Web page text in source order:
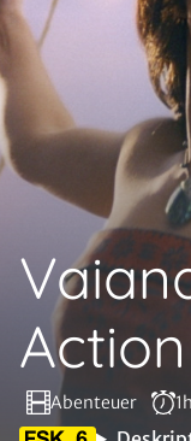
Action
Abenteuer